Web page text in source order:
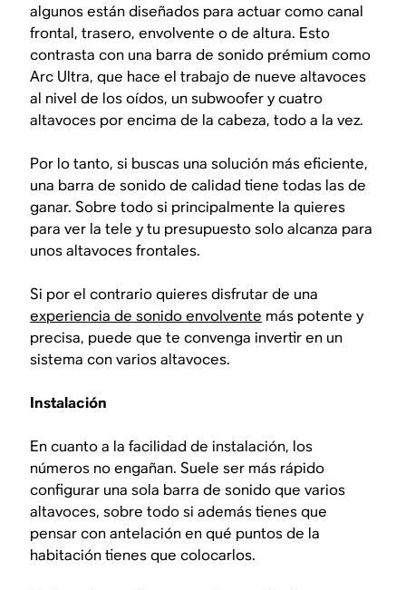
algunos están diseñados para actuar como canal
frontal, trasero, envolvente o de altura. Esto
contrasta con una barra de sonido prémium como
Arc Ultra, que hace el trabajo de nueve altavoces
al nivel de los oídos, un subwoofer y cuatro
altavoces por encima de la cabeza, todo a la vez.
Por lo tanto, si buscas una solución más eficiente,
una barra de sonido de calidad tiene todas las de
ganar. Sobre todo si principalmente la quieres
para ver la tele y tu presupuesto solo alcanza para
unos altavoces frontales.
Si por el contrario quieres disfrutar de una
experiencia de sonido envolvente más potente y
precisa, puede que te convenga invertir en un
sistema con varios altavoces.
Instalación
En cuanto a la facilidad de instalación, los
números no engañan. Suele ser más rápido
configurar una sola barra de sonido que varios
altavoces, sobre todo si además tienes que
pensar con antelación en qué puntos de la
habitación tienes que colocarlos.